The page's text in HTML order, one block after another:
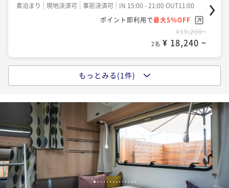
素泊まり 現地決済可 事前決済可
IN 15:00 - 21:00 OUT11:00
ポイント即利用で最大5％OFF
¥19,200~
2名 ¥ 18,240 ~
【1泊朝食】絶品淡路島バーガー！地元食材を使ったこ
朝食付き 現地決済可 事前決済可
IN 15:00 - 21:00 OUT11:00
ポイント即利用で最大5％OFF
¥24,000~
2名 ¥ 22,800 ~
もっとみる(1件)
1 2 3 45 6 7 89101112 13 14